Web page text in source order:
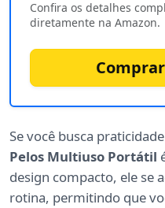
Confira os detalhes
diretamente na Amazon.
Se você busca
Pelos Multiuso Portátil
design compacto, ele se
rotina, permitindo que